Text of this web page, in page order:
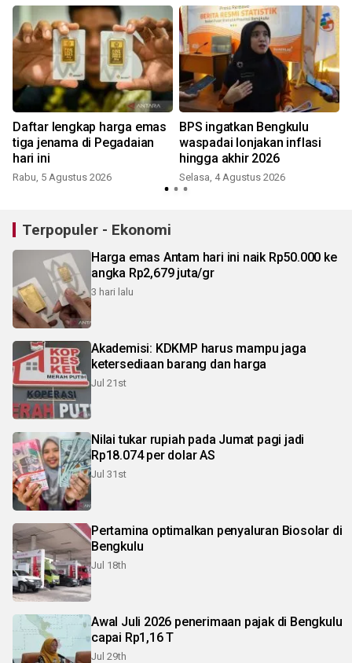
Daftar lengkap harga emas
tiga jenama di Pegadaian
hari ini
Rabu, 5 Agustus 2026
BPS ingatkan Bengkulu
waspadai lonjakan inflasi
hingga akhir 2026
Selasa, 4 Agustus 2026
Terpopuler - Ekonomi
Harga emas Antam hari ini naik Rp50.000 ke
angka Rp2,679 juta/gr
3 hari lalu
Akademisi: KDKMP harus mampu jaga
ketersediaan barang dan harga
Jul 21st
Nilai tukar rupiah pada Jumat pagi jadi
Rp18.074 per dolar AS
Jul 31st
Pertamina optimalkan penyaluran Biosolar di
Bengkulu
Jul 18th
Awal Juli 2026 penerimaan pajak di Bengkulu
capai Rp1,16 T
Jul 29th